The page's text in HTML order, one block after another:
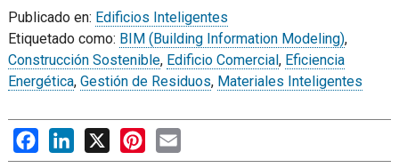
Publicado en: Edificios Inteligentes
Etiquetado como: BIM (Building Information Modeling),
Construcción Sostenible, Edificio Comercial, Eficiencia
Energética, Gestión de Residuos, Materiales Inteligentes
FacebookLinkedIn
X PinterestEmail